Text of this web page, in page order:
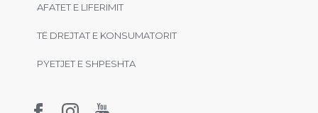
AFATET E LIFERIMIT
TË DREJTAT E KONSUMATORIT
PYETJET E SHPESHTA